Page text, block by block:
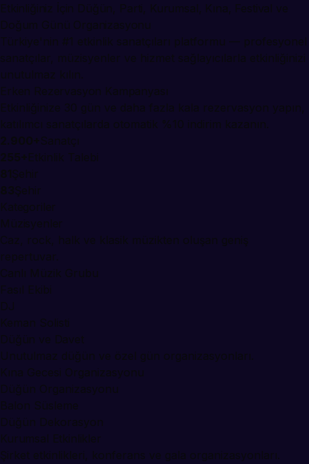
Etkinliğiniz İçin Düğün, Parti, Kurumsal, Kına, Festival ve
Doğum Günü Organizasyonu
Türkiye'nin #1 etkinlik sanatçıları platformu — profesyonel
sanatçılar, müzisyenler ve hizmet sağlayıcılarla etkinliğinizi
unutulmaz kılın.
Erken Rezervasyon Kampanyası
Etkinliğinize 30 gün ve daha fazla kala rezervasyon yapın,
katılımcı sanatçılarda otomatik %10 indirim kazanın.
2.900+ Sanatçı
255+
Etkinlik Talebi
81 Şehir
83Şehir
Kategoriler
Müzisyenler
Caz, rock, halk ve klasik müzikten oluşan geniş
repertuvar.
Canlı Müzik Grubu
Fasıl Ekibi
DJ
Keman Solisti
Düğün ve Davet
Unutulmaz düğün ve özel gün organizasyonları.
Kına Gecesi Organizasyonu
Düğün Organizasyonu
Balon Süsleme
Düğün Dekorasyon
Kurumsal Etkinlikler
Şirket etkinlikleri, konferans ve gala organizasyonları.